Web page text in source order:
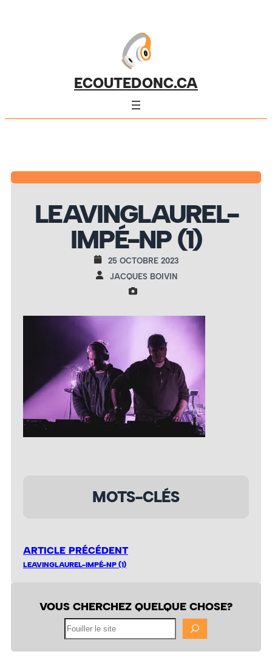
ECOUTEDONC.CA
LEAVINGLAUREL-
IMPÉ-NP (1)
25 OCTOBRE 2023
JACQUES BOIVIN
MOTS-CLÉS
ARTICLE PRÉCÉDENT
LEAVINGLAUREL-IMPÉ-NP (1)
VOUS CHERCHEZ QUELQUE CHOSE?